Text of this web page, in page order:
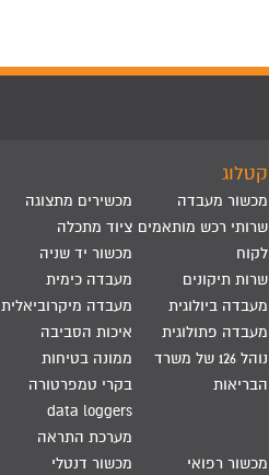
קטלוג
מכשור מעבדה
מכשירים מתצוגה
שרותי רכש מותאמים
לקוח
ציוד מתכלה
מכשור יד שניה
שרות תיקונים
מעבדה כימית
מעבדה ביולוגית
מעבדה מיקרוביאלית
מעבדה פתולוגית
איכות הסביבה
נוהל 126 של משרד
הבריאות
ממונה בטיחות
בקרי טמפרטורה
data loggers
מערכת התראה
מכשור רפואי
מכשור דנטלי